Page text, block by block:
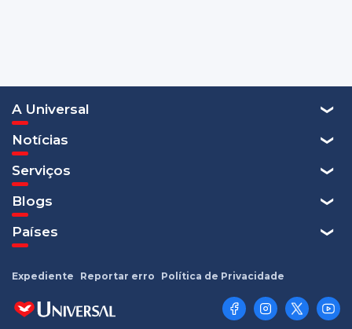
A Universal
Notícias
Serviços
Blogs
Países
Expediente Reportar erro Política de Privacidade